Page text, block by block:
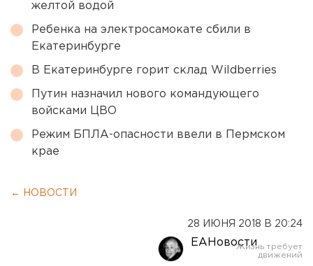
желтой водой
Ребенка на электросамокате сбили в
Екатеринбурге
В Екатеринбурге горит склад Wildberries
Путин назначил нового командующего
войсками ЦВО
Режим БПЛА-опасности ввели в Пермском
крае
← НОВОСТИ
28 ИЮНЯ 2018 В 20:24
ЕАНовости